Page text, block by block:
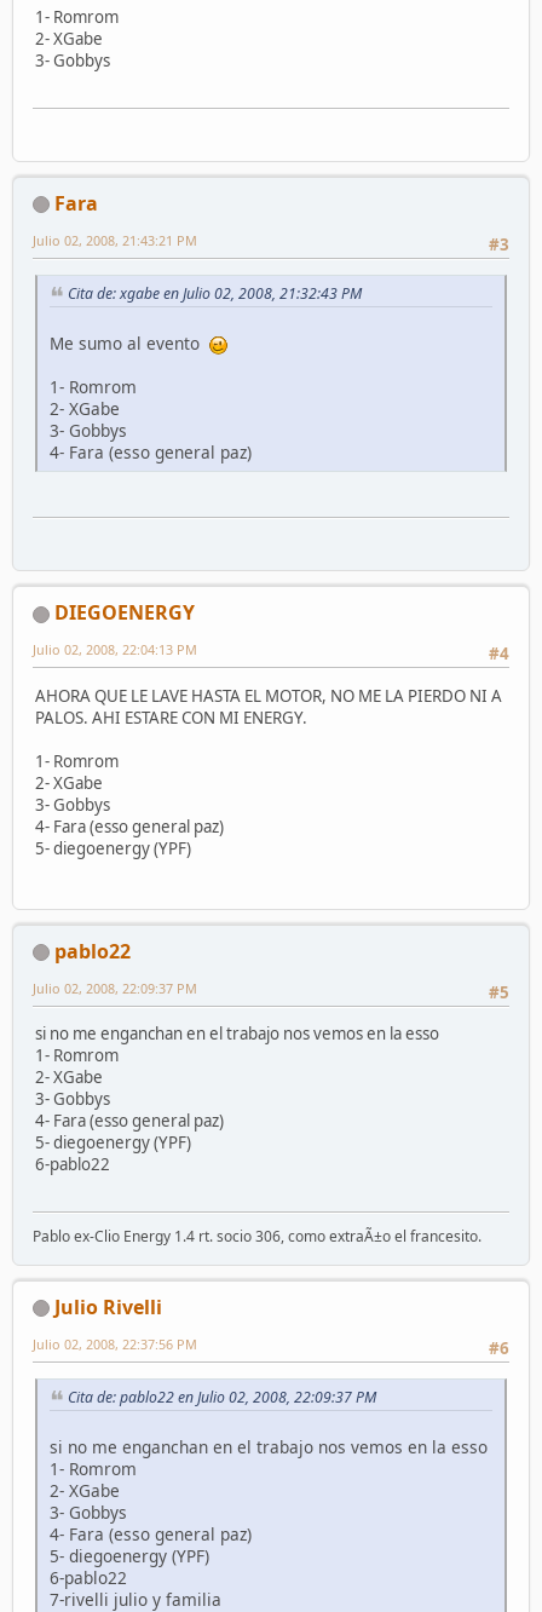
1- Romrom
2- XGabe
3- Gobbys
Fara
#3
Julio 02, 2008, 21:43:21 PM
Cita de: xgabe en Julio 02, 2008, 21:32:43 PM
Me sumo al evento
1- Romrom
2- XGabe
3- Gobbys
4- Fara (esso general paz)
DIEGOENERGY
#4
Julio 02, 2008, 22:04:13 PM
AHORA QUE LE LAVE HASTA EL MOTOR, NO ME LA PIERDO NI A
PALOS. AHI ESTARE CON MI ENERGY.
1- Romrom
2- XGabe
3- Gobbys
4- Fara (esso general paz)
5- diegoenergy (YPF)
pablo22
#5
Julio 02, 2008, 22:09:37 PM
si no me enganchan en el trabajo nos vemos en la esso
1- Romrom
2- XGabe
3- Gobbys
4- Fara (esso general paz)
5- diegoenergy (YPF)
6-pablo22
Pablo ex-Clio Energy 1.4 rt. socio 306, como extraÃ±o el francesito.
Julio Rivelli
#6
Julio 02, 2008, 22:37:56 PM
Cita de: pablo22 en Julio 02, 2008, 22:09:37 PM
si no me enganchan en el trabajo nos vemos en la esso
1- Romrom
2- XGabe
3- Gobbys
4- Fara (esso general paz)
5- diegoenergy (YPF)
6-pablo22
7-rivelli julio y familia